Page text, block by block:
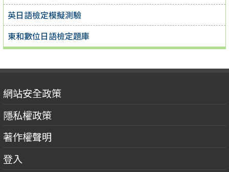
英日語檢定模擬測驗
東和數位日語檢定題庫
網站安全政策
隱私權政策
著作權聲明
登入